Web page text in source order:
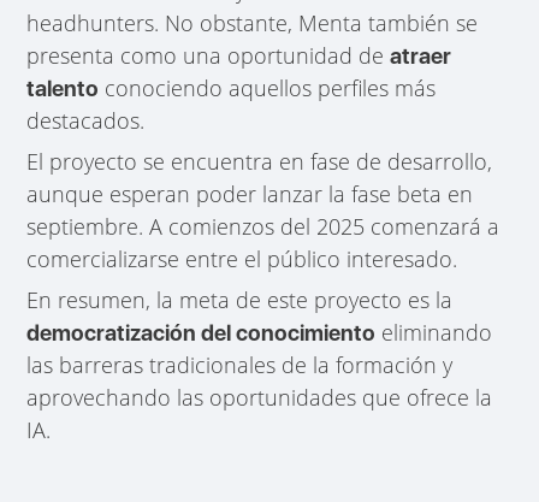
headhunters. No obstante, Menta también se
presenta como una oportunidad deatraer
talento conociendo aquellos perfiles más
destacados.
El proyecto se encuentra en fase de desarrollo,
aunque esperan poder lanzar la fase beta en
septiembre. A comienzos del 2025 comenzará a
comercializarse entre el público interesado.
En resumen, la meta de este proyecto es la
democratización del conocimiento eliminando
las barreras tradicionales de la formación y
aprovechando las oportunidades que ofrece la
IA.